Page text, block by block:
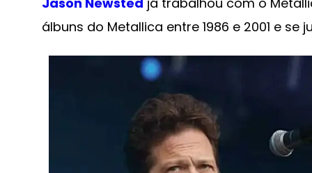
álbuns do Metallica entre 1986 e 2001 e